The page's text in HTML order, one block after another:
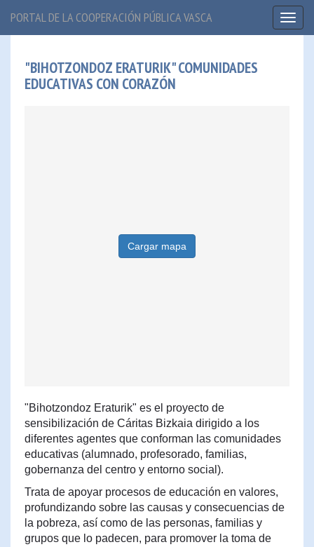
PORTAL DE LA COOPERACIÓN PÚBLICA VASCA
"BIHOTZONDOZ ERATURIK" COMUNIDADES
EDUCATIVAS CON CORAZÓN
Cargar mapa
"Bihotzondoz Eraturik" es el proyecto de
sensibilización de Cáritas Bizkaia dirigido a los
diferentes agentes que conforman las comunidades
educativas (alumnado, profesorado, familias,
gobernanza del centro y entorno social).
Trata de apoyar procesos de educación en valores,
profundizando sobre las causas y consecuencias de
la pobreza, así como de las personas, familias y
grupos que lo padecen, para promover la toma de